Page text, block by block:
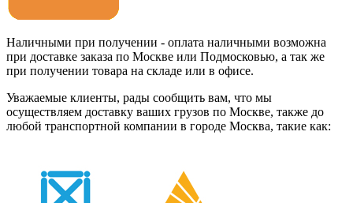
Наличными при получении - оплата наличными возможна
при доставке заказа по Москве или Подмосковью, а так же
при получении товара на складе или в офисе.
Уважаемые клиенты, рады сообщить вам, что мы
осуществляем доставку ваших грузов по Москве, также до
любой транспортной компании в городе Москва, такие как: